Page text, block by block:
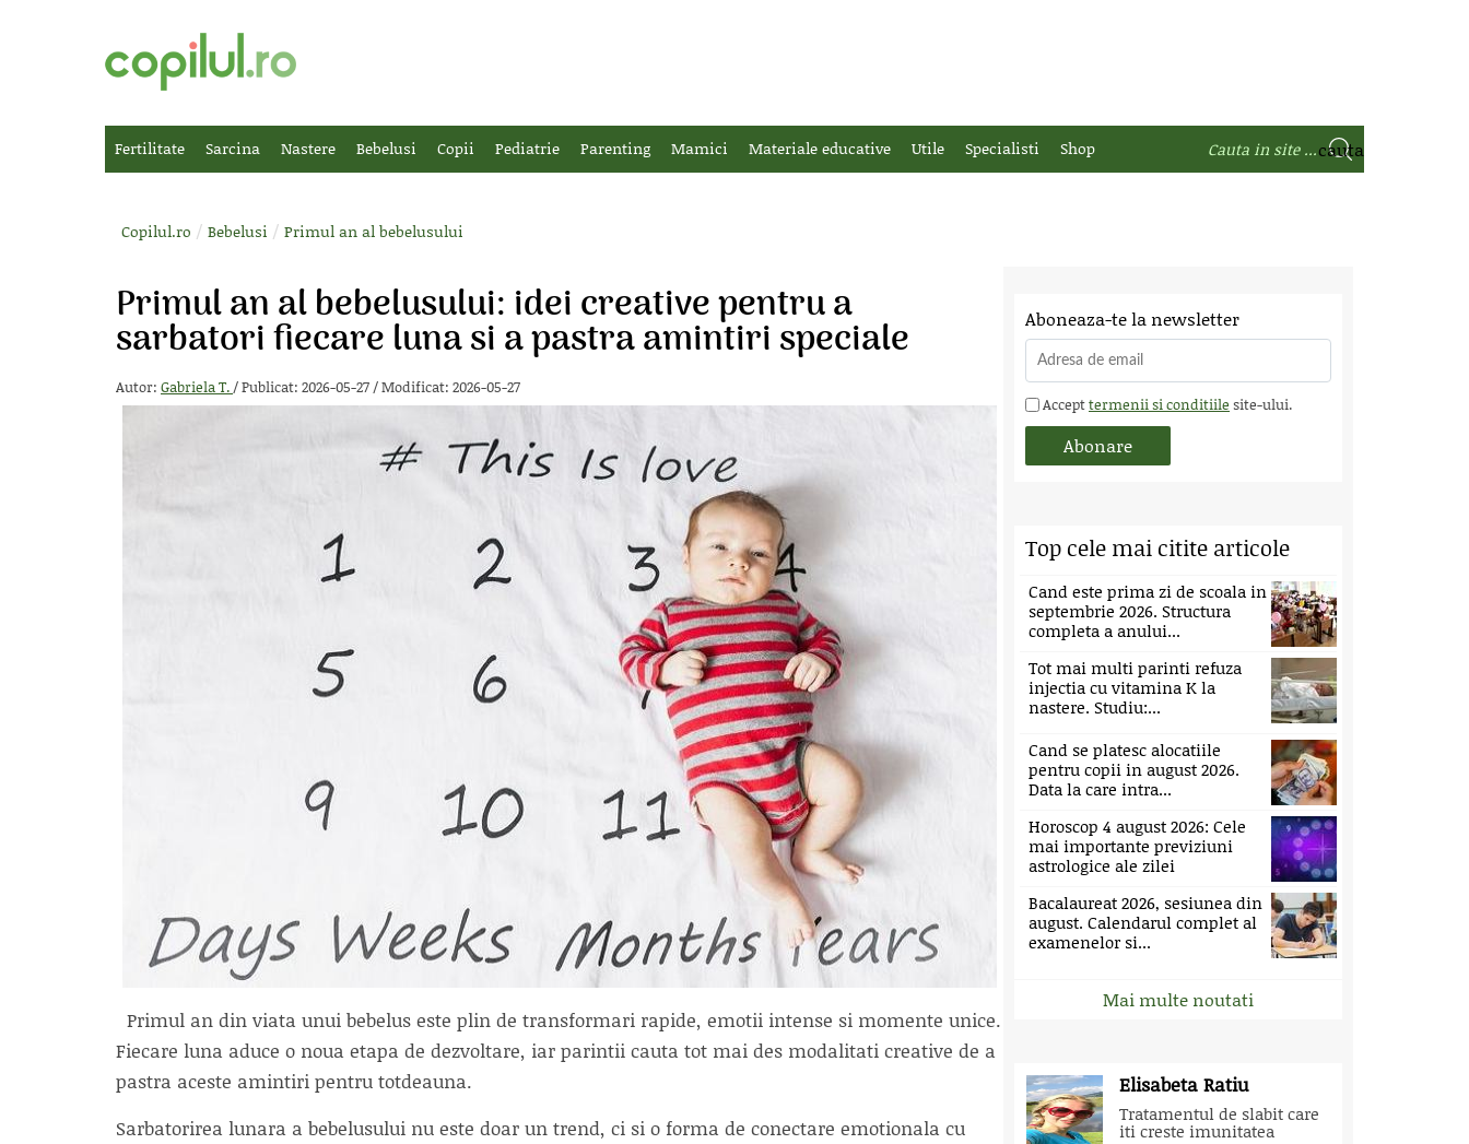
Fertilitate Sarcina Nastere Bebelusi Copii Pediatrie Parenting Mamici Materiale educative Utile Specialisti Shop
Copilul.ro / Bebelusi / Primul an al bebelusului
Primul an al bebelusului: idei creative pentru a
sarbatori fiecare luna si a pastra amintiri speciale
Autor: Gabriela T./Publicat: 2026-05-27/Modificat: 2026-05-27
Primul an din viata unui bebelus este plin de transformari rapide, emotii intense si momente unice.
Fiecare luna aduce o noua etapa de dezvoltare, iar parintii cauta tot mai des modalitati creative de a
pastra aceste amintiri pentru totdeauna.
Sarbatorirea lunara a bebelusului nu este doar un trend, ci si o forma de conectare emotionala cu
Aboneaza-te la newsletter
Accepttermenii si conditiile site-ului.
Top cele mai citite articole
Cand este prima zi de scoala in
septembrie 2026. Structura
completa a anului...
Tot mai multi parinti refuza
injectia cu vitamina K la
nastere. Studiu:...
Cand se platesc alocatiile
pentru copii in august 2026.
Data la care intra...
Horoscop 4 august 2026: Cele
mai importante previziuni
astrologice ale zilei
Bacalaureat 2026, sesiunea din
august. Calendarul complet al
examenelor si...
Mai multe noutati
Elisabeta Ratiu
Tratamentul de slabit care
iti creste imunitatea